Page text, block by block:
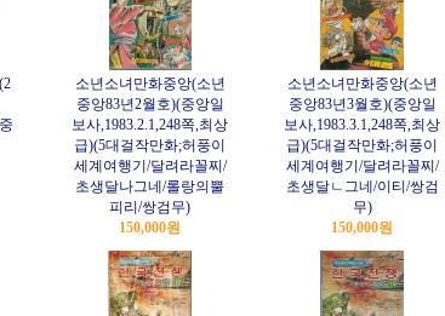
소년소녀만화중앙(소년
중앙83년2월호)(중앙일
보사,1983.2.1,248쪽,최상
급)(5대걸작만화;허풍이
세계여행기/달려라꼴찌/
초생달나그네/롤랑의뿔
피리/쌍검무)
150,000원
소년소녀만화중앙(소년
중앙83년3월호)(중앙일
보사,1983.3.1,248쪽,최상
급)(5대걸작만화;허풍이
세계여행기/달려라꼴찌/
초생달ㄴ그네/이티/쌍검
무)
150,000원